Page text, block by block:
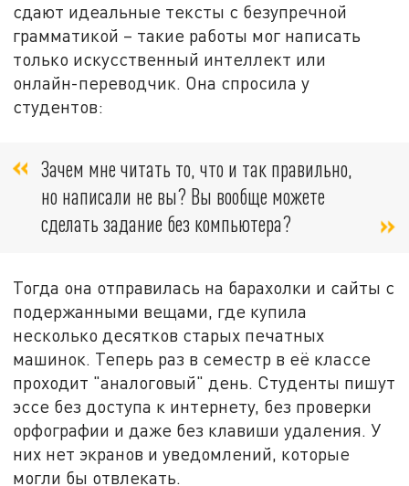
сдают идеальные тексты с безупречной
грамматикой – такие работы мог написать
только искусственный интеллект или
онлайн-переводчик. Она спросила у
студентов:
Зачем мне читать то, что и так правильно,
но написали не вы? Вы вообще можете
сделать задание без компьютера?
Тогда она отправилась на барахолки и сайты с
подержанными вещами, где купила
несколько десятков старых печатных
машинок. Теперь раз в семестр в её классе
проходит "аналоговый" день. Студенты пишут
эссе без доступа к интернету, без проверки
орфографии и даже без клавиши удаления. У
них нет экранов и уведомлений, которые
могли бы отвлекать.